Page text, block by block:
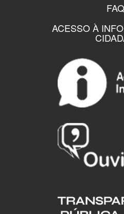
FAQ
ACESSO À